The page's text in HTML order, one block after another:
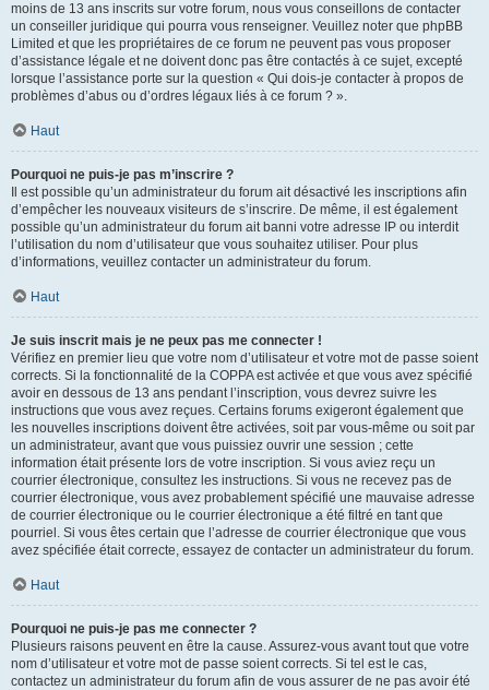
moins de 13 ans inscrits sur votre forum, nous vous conseillons de contacter
un conseiller juridique qui pourra vous renseigner. Veuillez noter que phpBB
Limited et que les propriétaires de ce forum ne peuvent pas vous proposer
d’assistance légale et ne doivent donc pas être contactés à ce sujet, excepté
lorsque l’assistance porte sur la question « Qui dois-je contacter à propos de
problèmes d’abus ou d’ordres légaux liés à ce forum ? ».
Haut
Pourquoi ne puis-je pas m’inscrire ?
Il est possible qu’un administrateur du forum ait désactivé les inscriptions afin
d’empêcher les nouveaux visiteurs de s’inscrire. De même, il est également
possible qu’un administrateur du forum ait banni votre adresse IP ou interdit
l’utilisation du nom d’utilisateur que vous souhaitez utiliser. Pour plus
d’informations, veuillez contacter un administrateur du forum.
Haut
Je suis inscrit mais je ne peux pas me connecter !
Vérifiez en premier lieu que votre nom d’utilisateur et votre mot de passe soient
corrects. Si la fonctionnalité de la COPPA est activée et que vous avez spécifié
avoir en dessous de 13 ans pendant l’inscription, vous devrez suivre les
instructions que vous avez reçues. Certains forums exigeront également que
les nouvelles inscriptions doivent être activées, soit par vous-même ou soit par
un administrateur, avant que vous puissiez ouvrir une session ; cette
information était présente lors de votre inscription. Si vous aviez reçu un
courrier électronique, consultez les instructions. Si vous ne recevez pas de
courrier électronique, vous avez probablement spécifié une mauvaise adresse
de courrier électronique ou le courrier électronique a été filtré en tant que
pourriel. Si vous êtes certain que l’adresse de courrier électronique que vous
avez spécifiée était correcte, essayez de contacter un administrateur du forum.
Haut
Pourquoi ne puis-je pas me connecter ?
Plusieurs raisons peuvent en être la cause. Assurez-vous avant tout que votre
nom d’utilisateur et votre mot de passe soient corrects. Si tel est le cas,
contactez un administrateur du forum afin de vous assurer de ne pas avoir été